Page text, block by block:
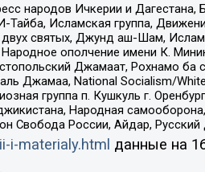
народов Ичкерии и Дагестана,
Исламская группа,
святых, Джунд аш-Шам,
ополчение имени К.
Джамаат, Рохнамо ба
Джамаа, National Socialism/White
группа п. Кушкуль г.
Народная
Свобода России, Айдар, Русский
i-materialy.html данные на